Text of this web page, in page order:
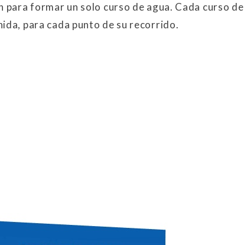
para formar un solo curso de agua. Cada curso de
para cada punto de su recorrido.